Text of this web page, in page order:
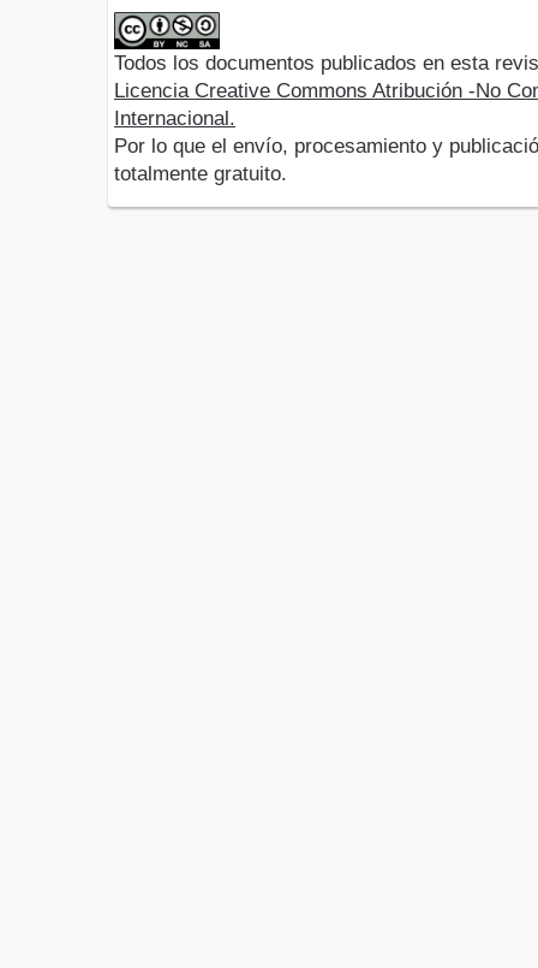
Todos los documentos publicados en esta
Licencia Creative Commons Atribución -No
Internacional.
Por lo que el envío, procesamiento y
totalmente gratuito.